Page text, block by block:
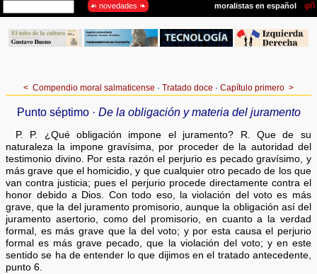
< Compendio moral salmaticense · Tratado doce · Capítulo primero >
Punto séptimo · De la obligación y materia del juramento
P. P. ¿Qué obligación impone el juramento? R. Que de su
naturaleza la impone gravísima, por proceder de la autoridad del
testimonio divino. Por esta razón el perjurio es pecado gravísimo, y
más grave que el homicidio, y que cualquier otro pecado de los que
van contra justicia; pues el perjurio procede directamente contra el
honor debido a Dios. Con todo eso, la violación del voto es más
grave, que la del juramento promisorio, aunque la obligación así del
juramento asertorio, como del promisorio, en cuanto a la verdad
formal, es más grave que la del voto; y por esta causa el perjurio
formal es más grave pecado, que la violación del voto; y en este
sentido se ha de entender lo que dijimos en el tratado antecedente,
punto 6.